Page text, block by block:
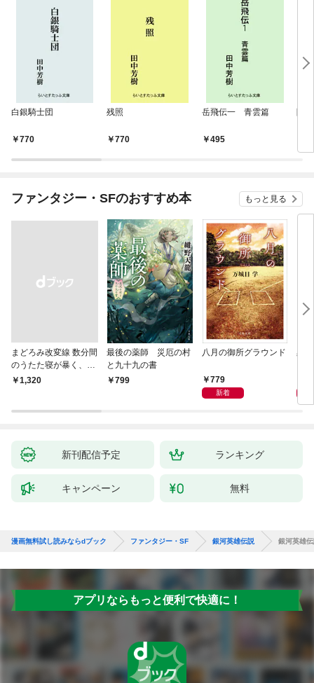
白銀騎士団
770
残照
770
岳飛伝一 青雲篇
495
ファンタジー・SFのおすすめ本 もっと見る
まどろみ改変線 数分間
のうたた寝が暴く、18
0度反転した世界の謎
￥1,320
最後の薬師 災厄の村
と九十九の書
799
八月の御所グラウンド
779
新着
黒
新刊配信予定 ランキング
キャンペーン 無料
漫画無料試し読みならdブック ファンタジー・SF 銀河英雄伝説 銀河英雄
アプリならもっと便利で快適に！